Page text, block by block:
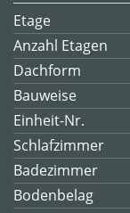
Etage
Anzahl Etagen
Dachform
Bauweise
Einheit-Nr.
Schlafzimmer
Badezimmer
Bodenbelag